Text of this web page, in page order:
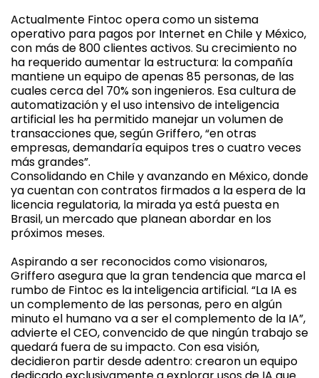
Actualmente Fintoc opera como un sistema
operativo para pagos por Internet en Chile y México,
con más de 800 clientes activos. Su crecimiento no
ha requerido aumentar la estructura: la compañía
mantiene un equipo de apenas 85 personas, de las
cuales cerca del 70% son ingenieros. Esa cultura de
automatización y el uso intensivo de inteligencia
artificial les ha permitido manejar un volumen de
transacciones que, según Griffero, “en otras
empresas, demandaría equipos tres o cuatro veces
más grandes”.
Consolidando en Chile y avanzando en México, donde
ya cuentan con contratos firmados a la espera de la
licencia regulatoria, la mirada ya está puesta en
Brasil, un mercado que planean abordar en los
próximos meses.
Aspirando a ser reconocidos como visionaros,
Griffero asegura que la gran tendencia que marca el
rumbo de Fintoc es la inteligencia artificial. “La IA es
un complemento de las personas, pero en algún
minuto el humano va a ser el complemento de la IA”,
advierte el CEO, convencido de que ningún trabajo se
quedará fuera de su impacto. Con esa visión,
decidieron partir desde adentro: crearon un equipo